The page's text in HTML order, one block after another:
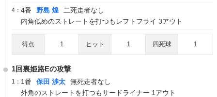
4： 4番 野島 煌
二死走者なし
内角低めのストレートを打つもレフトフライ 3アウト
得点 1 ヒット 1 四死球 1
1回裏姫路Eの攻撃
1： 1番 保田 渉太
無死走者なし
外角のストレートを打つもサードライナー 1アウト